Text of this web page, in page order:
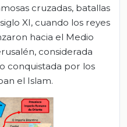
cruzadas, batallas
XI, cuando los reyes
hacia el Medio
considerada
conquistada por los
el Islam.